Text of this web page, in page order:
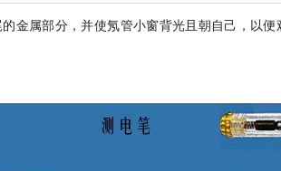
金属部分，并使氖管小窗背光且朝自己，以